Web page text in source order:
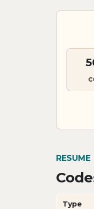
RESUME
Type